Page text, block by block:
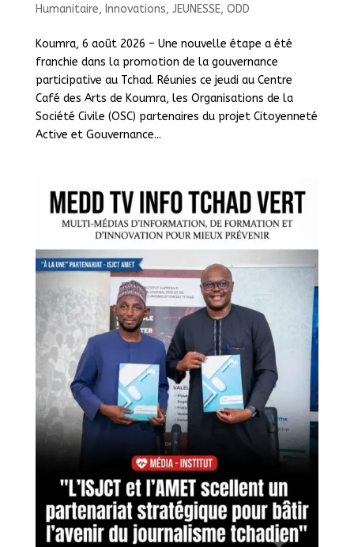
Humanitaire, Innovations, JEUNESSE, ODD
Koumra, 6 août 2026 – Une nouvelle étape a été
franchie dans la promotion de la gouvernance
participative au Tchad. Réunies ce jeudi au Centre
Café des Arts de Koumra, les Organisations de la
Société Civile (OSC) partenaires du projet Citoyenneté
Active et Gouvernance...